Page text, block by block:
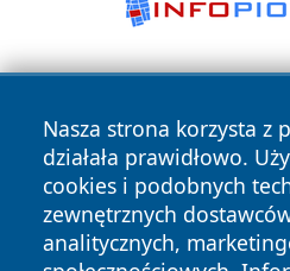
Nasza strona korzysta z
działała prawidłowo.
cookies i podobnych
zewnętrznych
analitycznych,
Copyright © 2026
zastrzeżone.